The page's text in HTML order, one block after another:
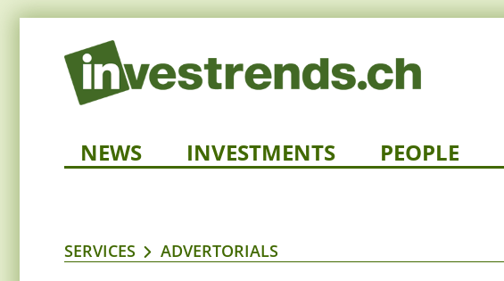
NEWS INVESTMENTS PEOPLE
SERVICES ADVERTORIALS